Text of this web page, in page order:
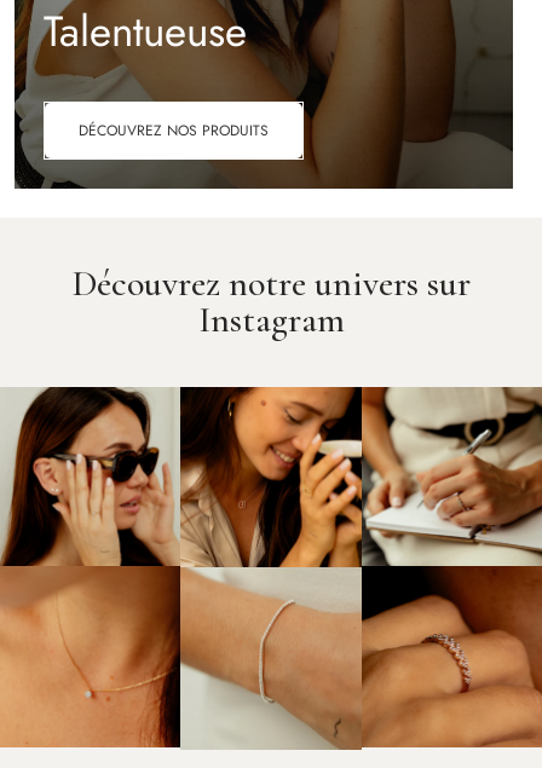
Talentueuse
DÉCOUVREZ NOS PRODUITS
Découvrez notre univers sur
Instagram